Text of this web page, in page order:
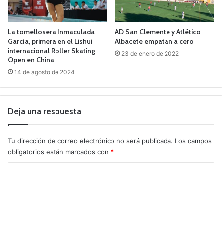
La tomellosera Inmaculada
García, primera en el Lishui
internacional Roller Skating
Open en China
14 de agosto de 2024
AD San Clemente y Atlético
Albacete empatan a cero
23 de enero de 2022
Deja una respuesta
Tu dirección de correo electrónico no será publicada. Los campos
obligatorios están marcados con *